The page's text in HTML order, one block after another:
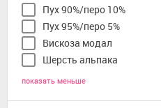
Пух 90%/перо 10%
Пух 95%/перо 5%
Вискоза модал
Шерсть альпака
показать меньше